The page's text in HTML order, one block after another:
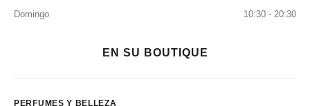
Domingo
10:30 - 20:30
EN SU BOUTIQUE
PERFUMES Y BELLEZA